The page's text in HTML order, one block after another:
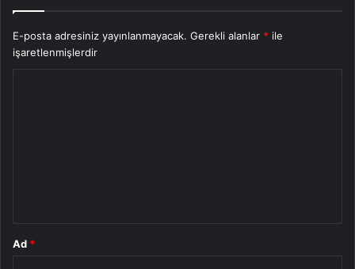
E-posta adresiniz yayınlanmayacak. Gerekli alanlar * ile
işaretlenmişlerdir
Ad *